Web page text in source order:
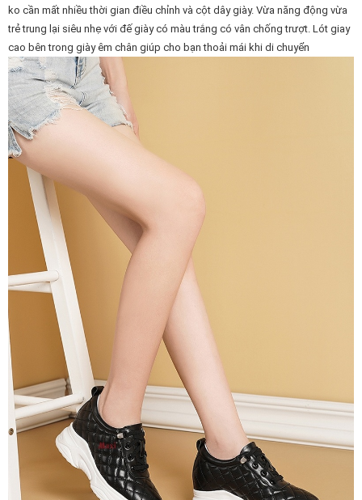
ko cần mất nhiều thời gian điều chỉnh và cột dây giày. Vừa năng động vừa
trẻ trung lại siêu nhẹ với đế giày có màu trắng có vân chống trượt. Lót giay
cao bên trong giày êm chân giúp cho bạn thoải mái khi di chuyển